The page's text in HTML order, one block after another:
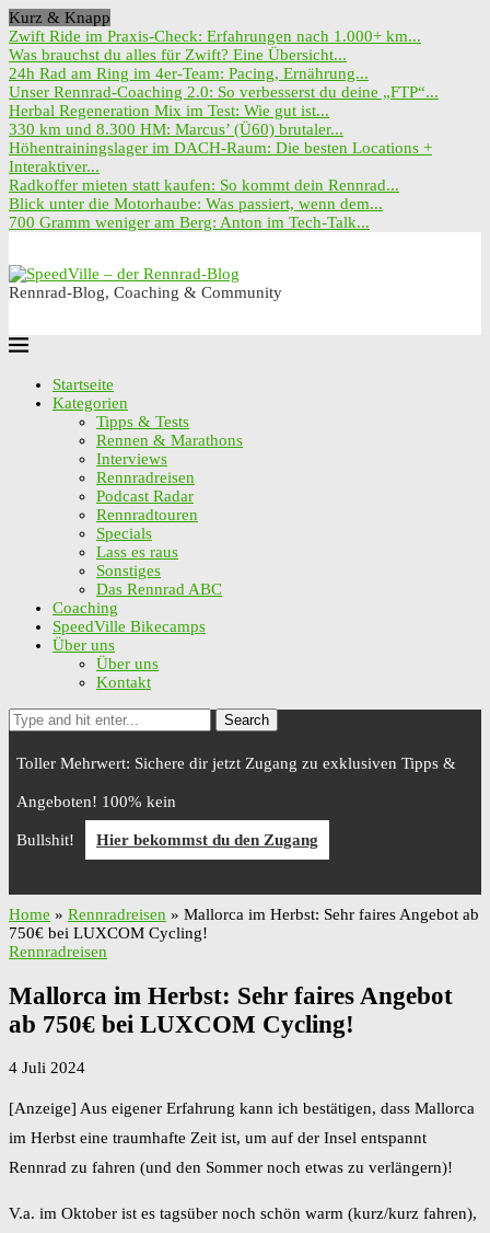
Kurz & Knapp
Zwift Ride im Praxis-Check: Erfahrungen nach 1.000+ km...
Was brauchst du alles für Zwift? Eine Übersicht...
24h Rad am Ring im 4er-Team: Pacing, Ernährung...
Unser Rennrad-Coaching 2.0: So verbesserst du deine „FTP“...
Herbal Regeneration Mix im Test: Wie gut ist...
330 km und 8.300 HM: Marcus’ (Ü60) brutaler...
Höhentrainingslager im DACH-Raum: Die besten Locations +
Interaktiver...
Radkoffer mieten statt kaufen: So kommt dein Rennrad...
Blick unter die Motorhaube: Was passiert, wenn dem...
700 Gramm weniger am Berg: Anton im Tech-Talk...
Rennrad-Blog, Coaching & Community
Startseite
Kategorien
Tipps & Tests
Rennen & Marathons
Interviews
Rennradreisen
Podcast Radar
Rennradtouren
Specials
Lass es raus
Sonstiges
Das Rennrad ABC
Coaching
SpeedVille Bikecamps
Über uns
Über uns
Kontakt
Search
Toller Mehrwert: Sichere dir jetzt Zugang zu exklusiven Tipps &
Angeboten! 100% kein
Bullshit! Hier bekommst du den Zugang
Home » Rennradreisen » Mallorca im Herbst: Sehr faires Angebot ab
750€ bei LUXCOM Cycling!
Rennradreisen
Mallorca im Herbst: Sehr faires Angebot
ab 750€ bei LUXCOM Cycling!
4 Juli 2024
[Anzeige] Aus eigener Erfahrung kann ich bestätigen, dass Mallorca
im Herbst eine traumhafte Zeit ist, um auf der Insel entspannt
Rennrad zu fahren (und den Sommer noch etwas zu verlängern)!
V.a. im Oktober ist es tagsüber noch schön warm (kurz/kurz fahren),